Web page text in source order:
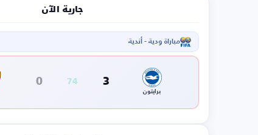
جارية الآن
مباراة ودية - أندية
برايتون
3
74
0